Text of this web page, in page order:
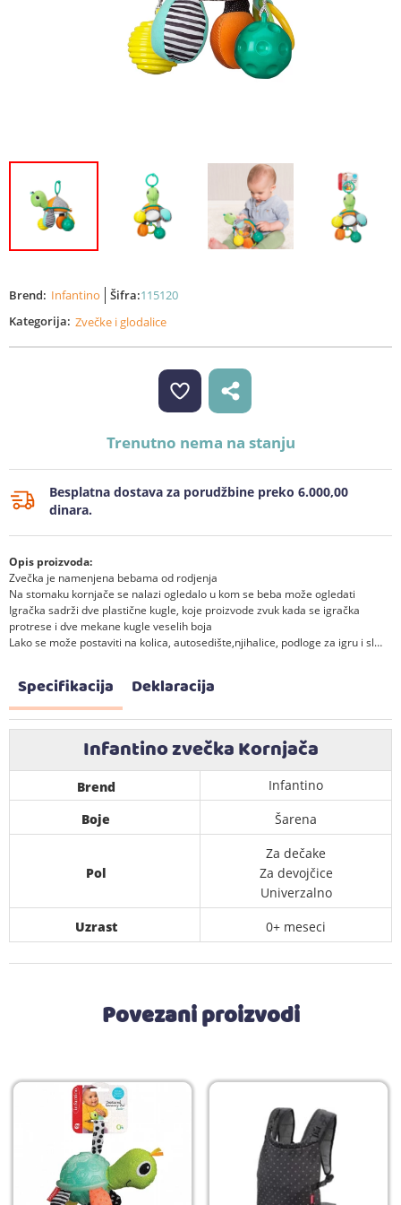
Brend: Infantino Šifra:115120
Kategorija: Zvečke i glodalice
Trenutno nema na stanju
Besplatna dostava za porudžbine preko 6.000,00
dinara.
Opis proizvoda:
Zvečka je namenjena bebama od rodjenja
Na stomaku kornjače se nalazi ogledalo u kom se beba može ogledati
Igračka sadrži dve plastične kugle, koje proizvode zvuk kada se igračka
protrese i dve mekane kugle veselih boja
Lako se može postaviti na kolica, autosedište,njihalice, podloge za igru i sl…
Specifikacija Deklaracija
Infantino zvečka Kornjača
Brend
Infantino
Boje
Šarena
Pol
Za dečake
Za devojčice
Univerzalno
Uzrast
0+ meseci
Povezani proizvodi